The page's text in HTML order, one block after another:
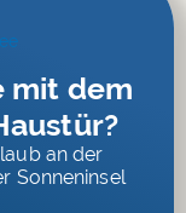
mit dem
an der
Sonneninsel